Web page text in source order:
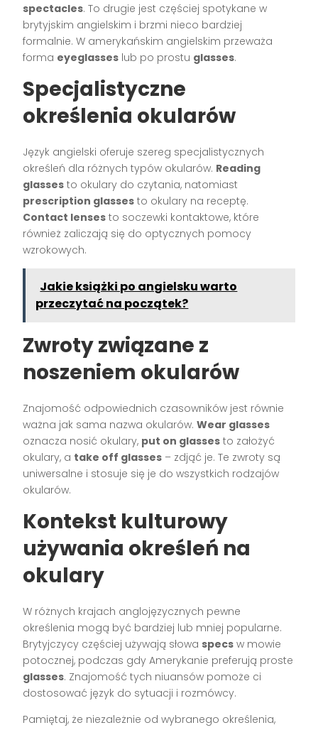
spectacles. To drugie jest częściej spotykane w
brytyjskim angielskim i brzmi nieco bardziej
formalnie. W amerykańskim angielskim przeważa
forma eyeglasses lub po prostu glasses.
Specjalistyczne
określenia okularów
Język angielski oferuje szereg specjalistycznych
określeń dla różnych typów okularów. Reading
glasses to okulary do czytania, natomiast
prescription glasses to okulary na receptę.
Contact lenses to soczewki kontaktowe, które
również zaliczają się do optycznych pomocy
wzrokowych.
Jakie książki po angielsku warto
przeczytać na początek?
Zwroty związane z
noszeniem okularów
Znajomość odpowiednich czasowników jest równie
ważna jak sama nazwa okularów.Wear glasses
oznacza nosić okulary, put on glasses to założyć
okulary, a take off glasses – zdjąć je. Te zwroty są
uniwersalne i stosuje się je do wszystkich rodzajów
okularów.
Kontekst kulturowy
używania określeń na
okulary
W różnych krajach anglojęzycznych pewne
określenia mogą być bardziej lub mniej popularne.
Brytyjczycy częściej używają słowa specs w mowie
potocznej, podczas gdy Amerykanie preferują proste
glasses. Znajomość tych niuansów pomoże ci
dostosować język do sytuacji i rozmówcy.
Pamiętaj, że niezależnie od wybranego określenia,